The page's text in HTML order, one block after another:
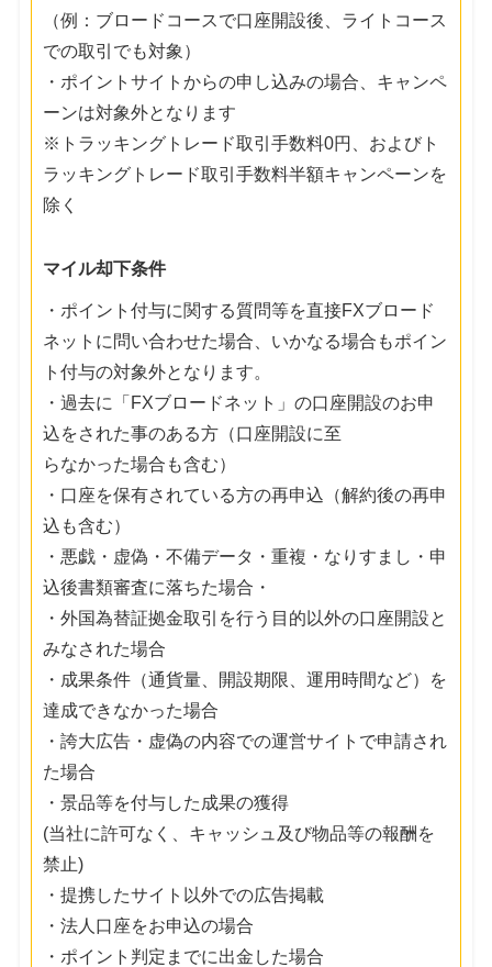
（例：ブロードコースで口座開設後、ライトコース
での取引でも対象）
・ポイントサイトからの申し込みの場合、キャンペ
ーンは対象外となります
※トラッキングトレード取引手数料0円、およびト
ラッキングトレード取引手数料半額キャンペーンを
除く
マイル却下条件
・ポイント付与に関する質問等を直接FXブロード
ネットに問い合わせた場合、いかなる場合もポイン
ト付与の対象外となります。
・過去に「FXブロードネット」の口座開設のお申
込をされた事のある方（口座開設に至
らなかった場合も含む）
・口座を保有されている方の再申込（解約後の再申
込も含む）
・悪戯・虚偽・不備データ・重複・なりすまし・申
込後書類審査に落ちた場合・
・外国為替証拠金取引を行う目的以外の口座開設と
みなされた場合
・成果条件（通貨量、開設期限、運用時間など）を
達成できなかった場合
・誇大広告・虚偽の内容での運営サイトで申請され
た場合
・景品等を付与した成果の獲得
(当社に許可なく、キャッシュ及び物品等の報酬を
禁止)
・提携したサイト以外での広告掲載
・法人口座をお申込の場合
・ポイント判定までに出金した場合